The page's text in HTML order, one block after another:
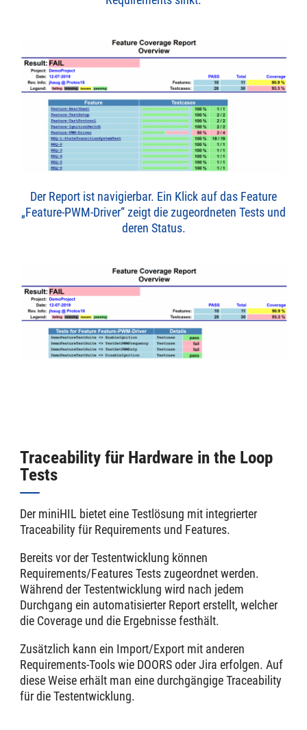
Der Report ist navigierbar. Ein Klick auf das Feature
„Feature-PWM-Driver“ zeigt die zugeordneten Tests und
deren Status.
Traceability für Hardware in the Loop
Tests
Der miniHIL bietet eine Testlösung mit integrierter
Traceability für Requirements und Features.
Bereits vor der Testentwicklung können
Requirements/Features Tests zugeordnet werden.
Während der Testentwicklung wird nach jedem
Durchgang ein automatisierter Report erstellt, welcher
die Coverage und die Ergebnisse festhält.
Zusätzlich kann ein Import/Export mit anderen
Requirements-Tools wie DOORS oder Jira erfolgen. Auf
diese Weise erhält man eine durchgängige Traceability
für die Testentwicklung.